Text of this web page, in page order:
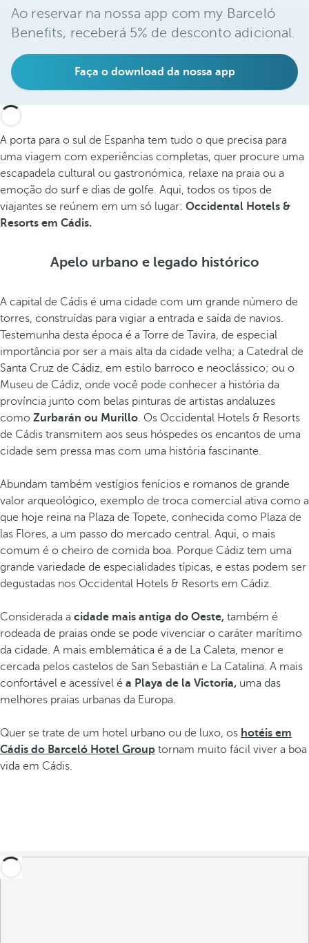
Ao reservar na nossa app com my Barceló
Benefits, receberá 5% de desconto adicional.
Faça o download da nossa app
A porta para o sul de Espanha tem tudo o que precisa para
uma viagem com experiências completas, quer procure uma
escapadela cultural ou gastronómica, relaxe na praia ou a
emoção do surf e dias de golfe. Aqui, todos os tipos de
viajantes se reúnem em um só lugar: Occidental Hotels &
Resorts em Cádis.
Apelo urbano e legado histórico
A capital de Cádis é uma cidade com um grande número de
torres, construídas para vigiar a entrada e saída de navios.
Testemunha desta época é a Torre de Tavira, de especial
importância por ser a mais alta da cidade velha; a Catedral de
Santa Cruz de Cádiz, em estilo barroco e neoclássico; ou o
Museu de Cádiz, onde você pode conhecer a história da
província junto com belas pinturas de artistas andaluzes
como Zurbarán ou Murillo. Os Occidental Hotels & Resorts
de Cádis transmitem aos seus hóspedes os encantos de uma
cidade sem pressa mas com uma história fascinante.
Abundam também vestígios fenícios e romanos de grande
valor arqueológico, exemplo de troca comercial ativa como a
que hoje reina na Plaza de Topete, conhecida como Plaza de
las Flores, a um passo do mercado central. Aqui, o mais
comum é o cheiro de comida boa. Porque Cádiz tem uma
grande variedade de especialidades típicas, e estas podem ser
degustadas nos Occidental Hotels & Resorts em Cádiz.
Considerada a cidade mais antiga do Oeste, também é
rodeada de praias onde se pode vivenciar o caráter marítimo
da cidade. A mais emblemática é a de La Caleta, menor e
cercada pelos castelos de San Sebastián e La Catalina. A mais
confortável e acessível é a Playa de la Victoria, uma das
melhores praias urbanas da Europa.
Quer se trate de um hotel urbano ou de luxo, os hotéis em
Cádis do Barceló Hotel Group tornam muito fácil viver a boa
vida em Cádis.